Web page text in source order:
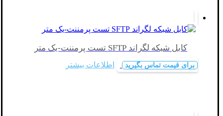
کابل شبکه لگراند SFTP تست پرمننت-یک متر
برای قیمت تماس بگیرید اطلاعات بیشتر